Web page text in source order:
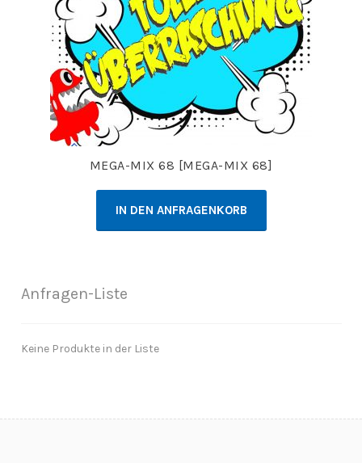
MEGA-MIX 68 [MEGA-MIX 68]
IN DEN ANFRAGENKORB
Anfragen-Liste
Keine Produkte in der Liste